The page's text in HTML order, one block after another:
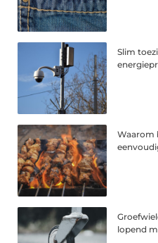
Slim
Waarom
lopend